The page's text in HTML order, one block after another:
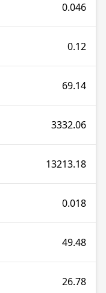
0.046
0.12
69.14
3332.06
13213.18
0.018
49.48
26.78